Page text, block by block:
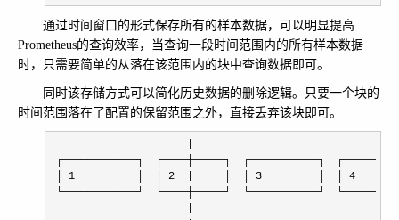
通过时间窗口的形式保存所有的样本数据，可以明显提高
Prometheus的查询效率，当查询一段时间范围内的所有样本数据
时，只需要简单的从落在该范围内的块中查询数据即可。
同时该存储方式可以简化历史数据的删除逻辑。只要一个块的
时间范围落在了配置的保留范围之外，直接丢弃该块即可。
┌────────────┐  ┌────┼─────┐  ┌───────────┐
1          │  │ 2  |     │  │ 3         │  │ 4
└────────────┘  └────┼─────┘  └───────────┘